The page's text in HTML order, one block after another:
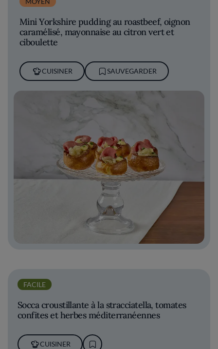
Mini Yorkshire pudding au roastbeef, oignon
caramélisé, mayonnaise au citron vert et
ciboulette
CUISINER SAUVEGARDER
FACILE
Socca croustillante à la stracciatella, tomates
confites et herbes méditerranéennes
CUISINER